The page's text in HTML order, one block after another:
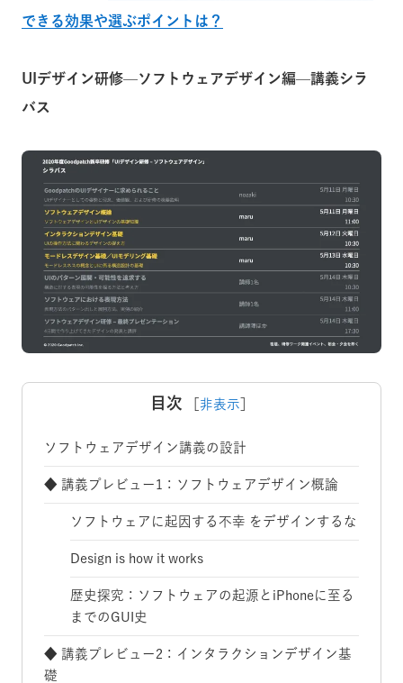
できる効果や選ぶポイントは？
UIデザイン研修—ソフトウェアデザイン編—講義シラ
バス
目次 非表示
ソフトウェアデザイン講義の設計
◆ 講義プレビュー1：ソフトウェアデザイン概論
ソフトウェアに起因する不幸をデザインするな
Design is how it works
歴史探究：ソフトウェアの起源とiPhoneに至る
までのGUI史
◆ 講義プレビュー2：インタラクションデザイン基
礎